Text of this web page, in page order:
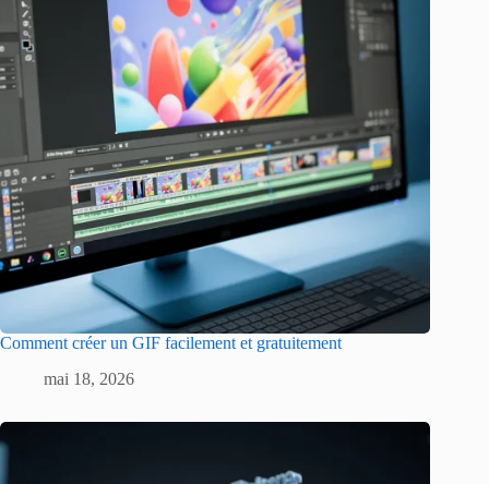
Comment créer un GIF facilement et gratuitement
mai 18, 2026